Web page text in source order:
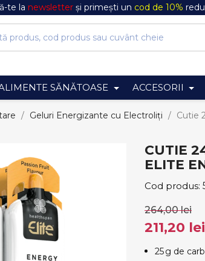
te la newsletterși primești un cod de 10%
SĂNĂTOASE ACCESORII
Geluri Energizante cu Electroliți Cutie
CUTIE
ELITE
Cod produs:
264,00 lei
211,20 lei
25 g de